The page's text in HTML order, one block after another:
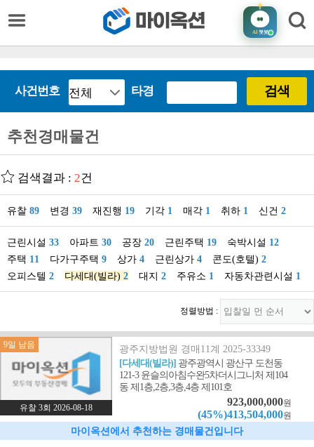
AI챗봇
사건번호 타경 검색
추천경매물건
검색결과 : 2건
유찰 89 변경 39 재진행 19 기각 1 매각 1 취하 1 신건 2
근린시설 33 아파트 30 공장 20 근린주택 19 숙박시설 12
주택 11 다가구주택 9 상가 4 근린상가 4 콘도(호텔) 2
오피스텔 2 다세대(빌라) 2 대지 2 주유소 1 자동차관련시설 1
정렬방법 :
9일 남음
유찰 3회 2026-08-18
광주지방법원 경매11계 2025-33349
[다세대(빌라)] 광주광역시 광산구 도천동
121-3 윤슬의아침수완5차더시그니처 제104
동 제1층,2층,3층,4층 제101호
923,000,000원
(45%)413,504,000원
마이옥션에서 추천하는 경매물건입니다